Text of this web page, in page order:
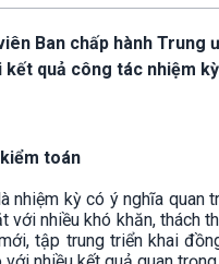
Ban chấp hành Trung
quả công tác nhiệm
toán
nhiệm kỳ có ý nghĩa quan
với nhiều khó khăn, thách
tập trung triển khai